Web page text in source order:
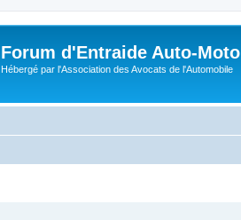
Forum d'Entraide Auto-Moto
Hébergé par l'Association des Avocats de l'Automobile